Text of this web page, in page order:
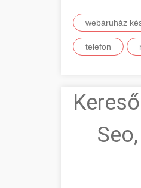
webáruház
telefon
Seo,